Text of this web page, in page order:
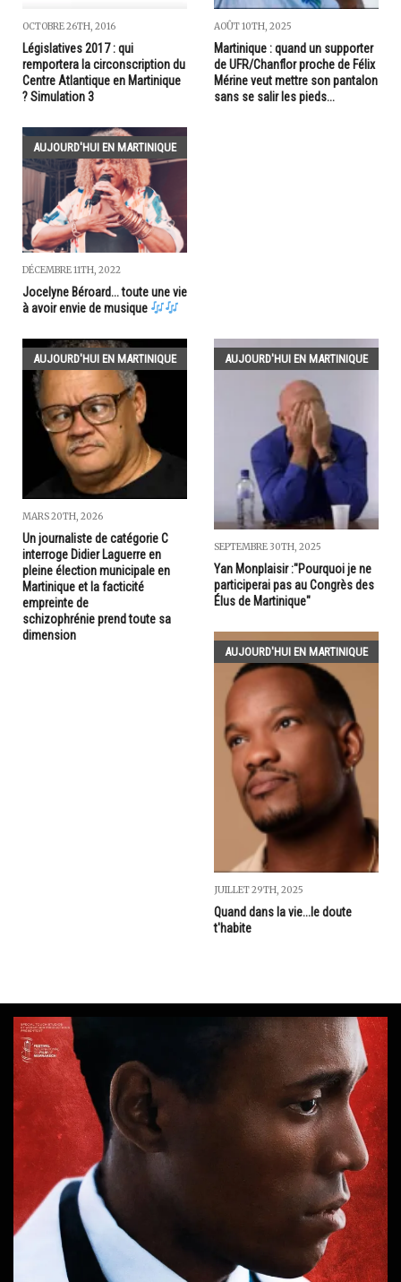
OCTOBRE 26TH, 2016
Législatives 2017 : qui
remportera la circonscription du
Centre Atlantique en Martinique
? Simulation 3
AOÛT 10TH, 2025
Martinique : quand un supporter
de UFR/Chanflor proche de Félix
Mérine veut mettre son pantalon
sans se salir les pieds...
AUJOURD'HUI EN MARTINIQUE
DÉCEMBRE 11TH, 2022
Jocelyne Béroard... toute une vie
à avoir envie de musique
AUJOURD'HUI EN MARTINIQUE
MARS 20TH, 2026
Un journaliste de catégorie C
interroge Didier Laguerre en
pleine élection municipale en
Martinique et la facticité
empreinte de
schizophrénie prend toute sa
dimension
AUJOURD'HUI EN MARTINIQUE
SEPTEMBRE 30TH, 2025
Yan Monplaisir :"Pourquoi je ne
participerai pas au Congrès des
Élus de Martinique"
AUJOURD'HUI EN MARTINIQUE
JUILLET 29TH, 2025
Quand dans la vie...le doute
t'habite